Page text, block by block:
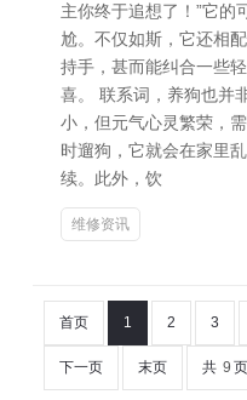
主你终于追想了！”它的
尬。不仅如斯，它还相
持手，甚而能纠合一些
喜。 联系词，养狗也并
小，但元气心灵繁荣，
时遛狗，它就会在家里
续。此外，饮
维修资讯
首页 1 2 3
下一页 末页 共 9 页